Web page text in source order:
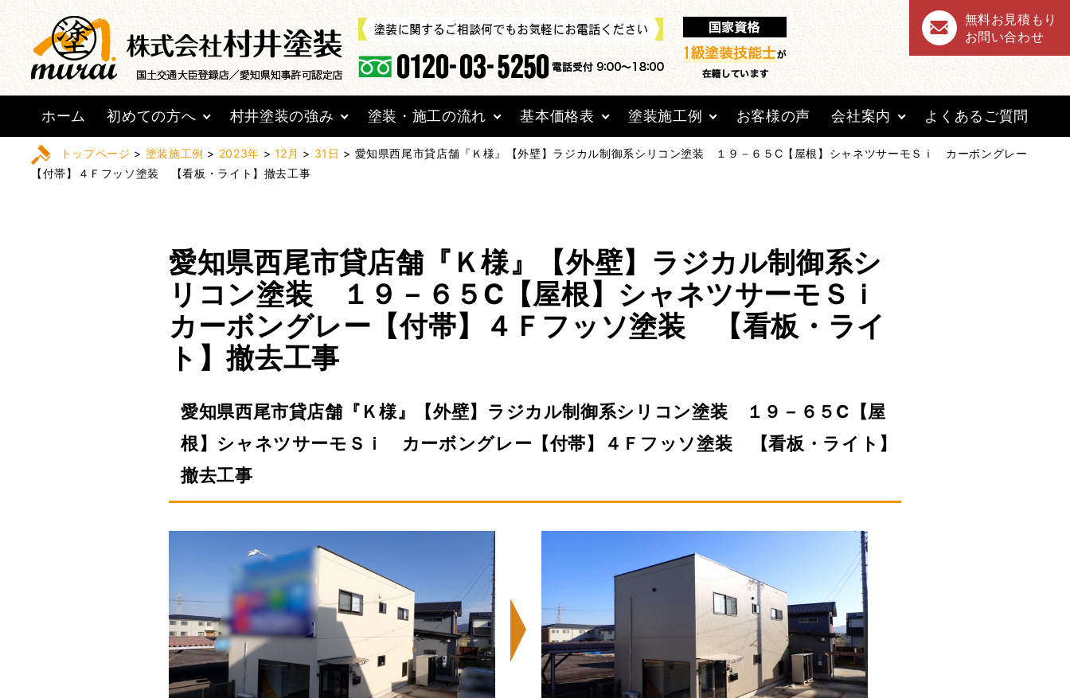
無料お見積もり
お問い合わせ
ホーム 初めての方へ 村井塗装の強み 塗装・施工の流れ 基本価格表 塗装施工例 お客様の声 会社案内 よくあるご質問
トップページ > 塗装施工例 > 2023年 > 12月 > 31日 > 愛知県西尾市貸店舗『Ｋ様』【外壁】ラジカル制御系シリコン塗装 １９－６５C【屋根】シャネツサーモＳｉ カーボングレー
【付帯】４Ｆフッソ塗装 【看板・ライト】撤去工事
愛知県西尾市貸店舗『Ｋ様』【外壁】ラジカル制御系シ
リコン塗装 １９－６５C【屋根】シャネツサーモＳｉ
カーボングレー【付帯】４Ｆフッソ塗装 【看板・ライ
ト】撤去工事
愛知県西尾市貸店舗『Ｋ様』【外壁】ラジカル制御系シリコン塗装 １９－６５C【屋
根】シャネツサーモＳｉ カーボングレー【付帯】４Ｆフッソ塗装 【看板・ライト】
撤去工事